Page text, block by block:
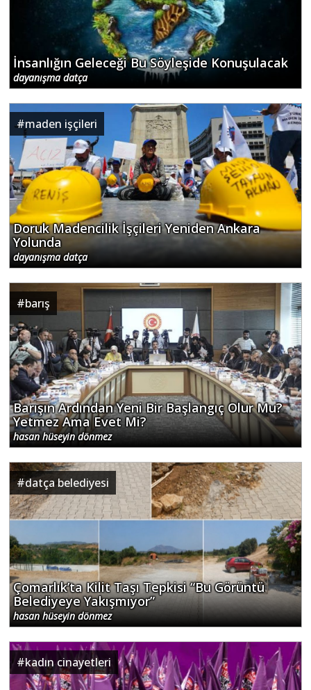
İnsanlığın Geleceği Bu Söyleşide Konuşulacak
dayanışma datça
#maden işçileri
Doruk Madencilik İşçileri Yeniden Ankara
Yolunda
dayanışma datça
#barış
Barışın Ardından Yeni Bir Başlangıç Olur Mu?
Yetmez Ama Evet Mi?
hasan hüseyin dönmez
#datça belediyesi
Çomarlık’ta Kilit Taşı Tepkisi “Bu Görüntü
Belediyeye Yakışmıyor”
hasan hüseyin dönmez
#kadın cinayetleri